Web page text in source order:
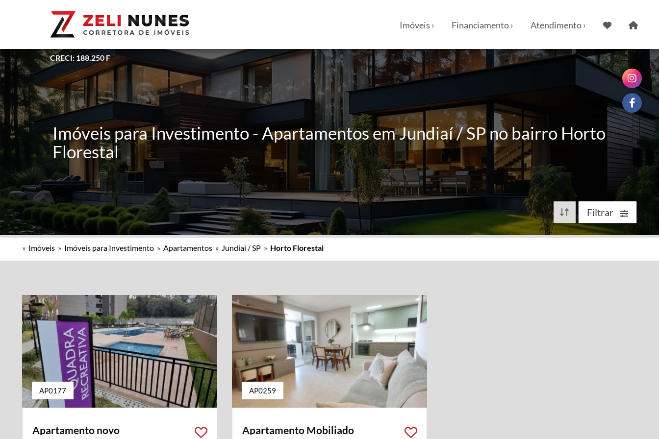
CRECI: 188.250 F
Imóveis › Financiamento › Atendimento ›
Imóveis para Investimento - Apartamentos em Jundiaí / SP no bairro Horto
Florestal
Filtrar
» Imóveis » Imóveis para Investimento » Apartamentos » Jundiaí / SP » Horto Florestal
AP0177
Apartamento novo
AP0259
Apartamento Mobiliado